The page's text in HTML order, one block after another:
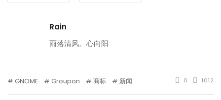
Rain
雨落清风。心向阳
GNOME Groupon 商标 新闻 0 1012